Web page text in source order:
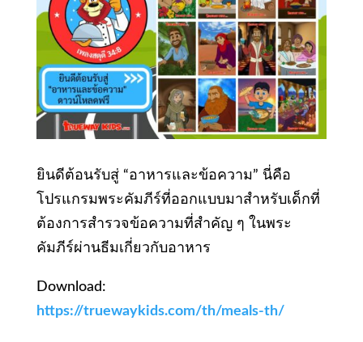
ยินดีต้อนรับสู่ “อาหารและข้อความ” นี่คือ
โปรแกรมพระคัมภีร์ที่ออกแบบมาสําหรับเด็กที่
ต้องการสํารวจข้อความที่สําคัญ ๆ ในพระ
คัมภีร์ผ่านธีมเกี่ยวกับอาหาร
Download:
https://truewaykids.com/th/meals-th/